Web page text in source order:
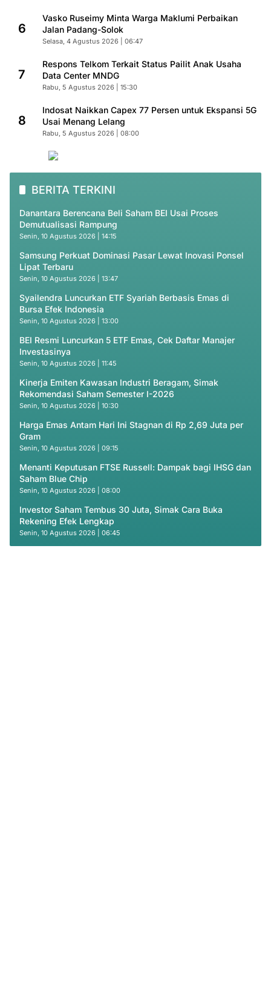
6
Vasko Ruseimy Minta Warga Maklumi Perbaikan
Jalan Padang-Solok
Selasa, 4 Agustus 2026 | 06:47
7
Respons Telkom Terkait Status Pailit Anak Usaha
Data Center MNDG
Rabu, 5 Agustus 2026 | 15:30
8
Indosat Naikkan Capex 77 Persen untuk Ekspansi 5G
Usai Menang Lelang
Rabu, 5 Agustus 2026 | 08:00
BERITA TERKINI
Danantara Berencana Beli Saham BEI Usai Proses
Demutualisasi Rampung
Senin, 10 Agustus 2026 | 14:15
Samsung Perkuat Dominasi Pasar Lewat Inovasi Ponsel
Lipat Terbaru
Senin, 10 Agustus 2026 | 13:47
Syailendra Luncurkan ETF Syariah Berbasis Emas di
Bursa Efek Indonesia
Senin, 10 Agustus 2026 | 13:00
BEI Resmi Luncurkan 5 ETF Emas, Cek Daftar Manajer
Investasinya
Senin, 10 Agustus 2026 | 11:45
Kinerja Emiten Kawasan Industri Beragam, Simak
Rekomendasi Saham Semester I-2026
Senin, 10 Agustus 2026 | 10:30
Harga Emas Antam Hari Ini Stagnan di Rp 2,69 Juta per
Gram
Senin, 10 Agustus 2026 | 09:15
Menanti Keputusan FTSE Russell: Dampak bagi IHSG dan
Saham Blue Chip
Senin, 10 Agustus 2026 | 08:00
Investor Saham Tembus 30 Juta, Simak Cara Buka
Rekening Efek Lengkap
Senin, 10 Agustus 2026 | 06:45